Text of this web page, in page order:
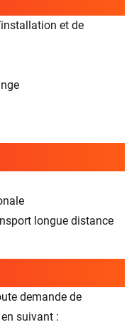
et de
longue distance
demande de
suivant :